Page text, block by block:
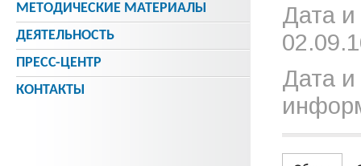
Дата
Дата и
МЕТОДИЧЕСКИE МАТЕРИАЛЫ
ДЕЯТЕЛЬНОСТЬ
ПРЕСС-ЦЕНТР
КОНТАКТЫ